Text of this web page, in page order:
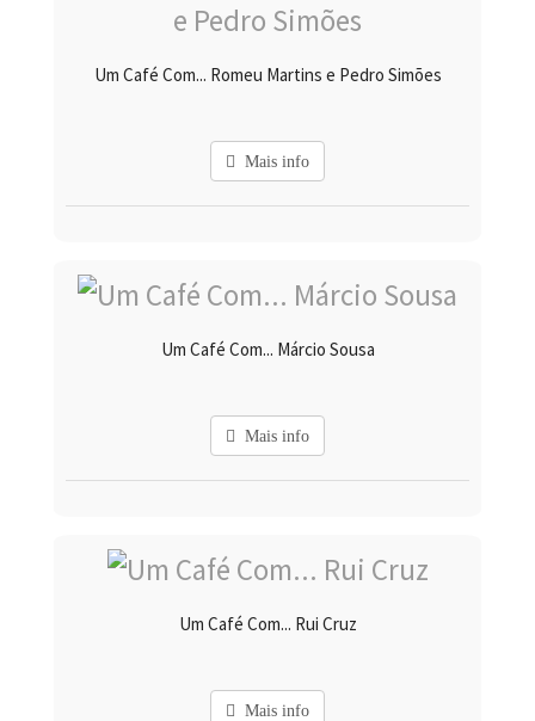
Um Café Com... Romeu Martins e Pedro Simões
Mais info
Um Café Com... Márcio Sousa
Mais info
Um Café Com... Rui Cruz
Mais info